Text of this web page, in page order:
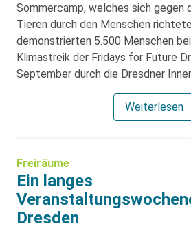
Sommercamp, welches sich gegen
Tieren durch den Menschen
demonstrierten 5.500 Menschen
Klimastreik der Fridays for Future
September durch die Dresdner
Weiterlesen
Freiräume
Ein langes
Dresden